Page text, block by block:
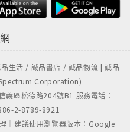
生活 / 誠品書店 / 誠品物流 | 誠品
Corporation)
區松德路204號B1 服務電話：
2-8789-8921
｜建議使用瀏覽器版本：Google